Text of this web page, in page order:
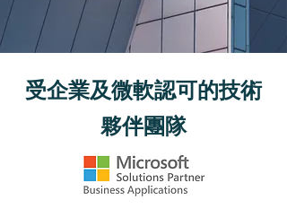
受企業及微軟認可的技術
夥伴團隊